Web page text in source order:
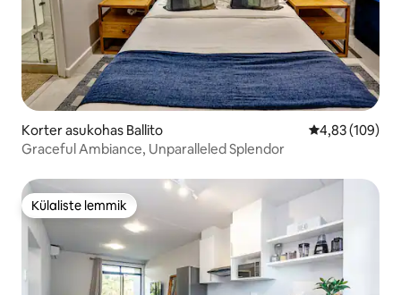
Korter asukohas Ballito Keskmine
4,83 (109)
Graceful Ambiance, Unparalleled Splendor
Külaliste lemmik
Külaliste lemmik